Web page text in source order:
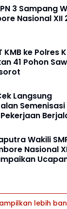
3 Sampang
Nasional XII
KMB ke Polres
41 Pohon
Langsung
Semenisasi
Kebutuhan
Wakili
Nasional
lebih